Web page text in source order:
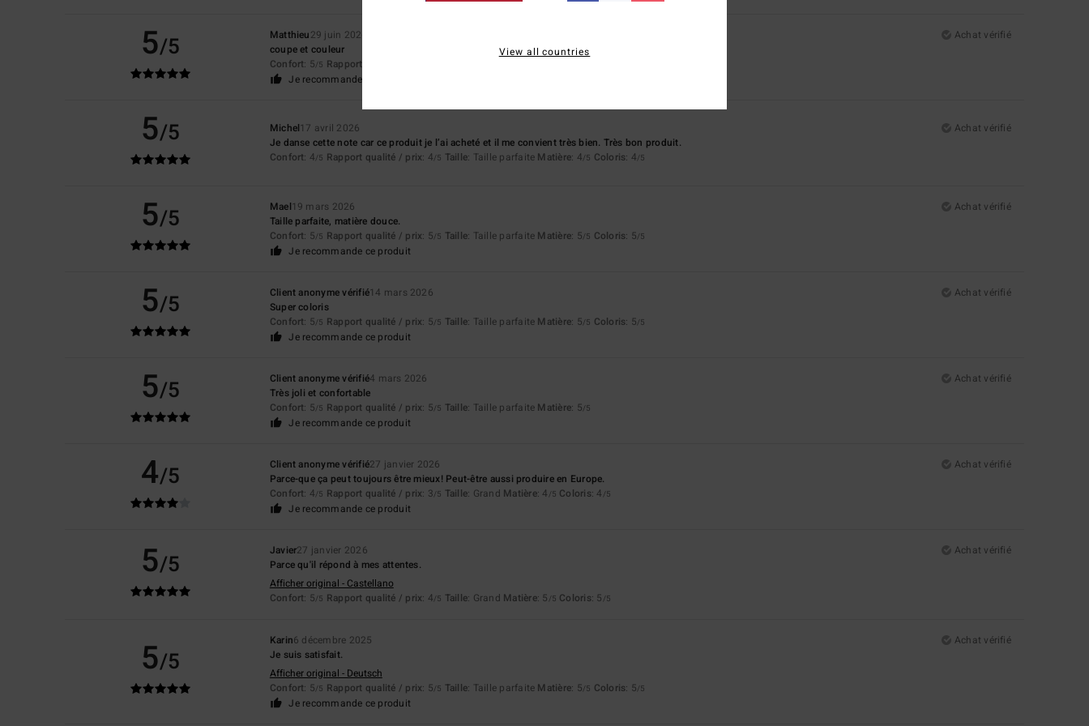
5/5 Matthieu29 juin 2026
Achat vérifié
coupe et couleur
Confort: 5/5 Rapport qualité / prix
Je recommande ce produit
5/5 Michel17 avril 2026
Achat vérifié
Je danse cette note car ce produit je l’ai acheté et il me convient très bien. Très bon produit.
Confort: 4/5 Rapport qualité / prix: 4/5 Taille: Taille parfaite Matière: 4/5 Coloris: 4/5
5/5 Mael19 mars 2026
Achat vérifié
Taille parfaite, matière douce.
Confort: 5/5 Rapport qualité / prix: 5/5 Taille: Taille parfaite Matière: 5/5 Coloris: 5/5
Je recommande ce produit
5/5 Client anonyme vérifié14 mars 2026
Achat vérifié
Super coloris
Confort: 5/5 Rapport qualité / prix: 5/5 Taille: Taille parfaite Matière: 5/5 Coloris: 5/5
Je recommande ce produit
5/5 Client anonyme vérifié4 mars 2026
Achat vérifié
Très joli et confortable
Confort: 5/5 Rapport qualité / prix: 5/5 Taille: Taille parfaite Matière: 5/5
Je recommande ce produit
4/5 Client anonyme vérifié27 janvier 2026
Achat vérifié
Parce-que ça peut toujours être mieux! Peut-être aussi produire en Europe.
Confort: 4/5 Rapport qualité / prix: 3/5 Taille: Grand Matière: 4 /5 Coloris: 4 /5
Je recommande ce produit
5/5 Javier27 janvier 2026
Achat vérifié
Parce qu'il répond à mes attentes.
Afficher original - Castellano
Confort: 5/5 Rapport qualité / prix: 4/5 Taille: Grand Matière: 5 /5 Coloris: 5 /5
5/5
Karin6 décembre 2025
Achat vérifié
Je suis satisfait.
Afficher original - Deutsch
Confort: 5/5 Rapport qualité / prix: 5/5 Taille: Taille parfaite Matière: 5/5 Coloris: 5/5
Je recommande ce produit
View all countries